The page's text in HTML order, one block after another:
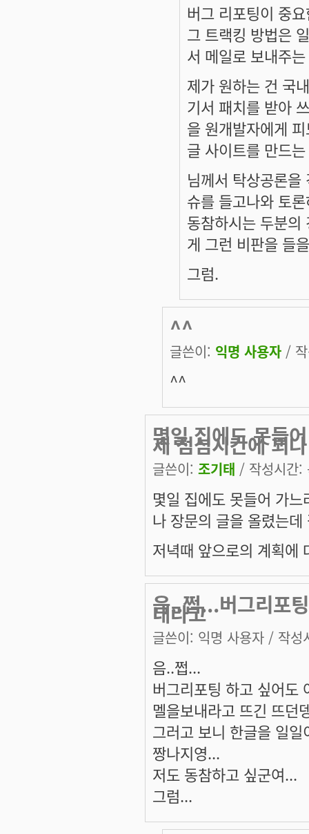
버그 리포팅이 중
그 트랙킹 방법은
서 메일로 보내주
제가 원하는 건 국
기서 패치를 받아
을 원개발자에게
글 사이트를 만드
님께서 탁상공론
슈를 들고나와 토
동참하시는 두분의
게 그런 비판을 들
그럼.
^^
글쓴이: 익명 사용자 /
^^
몇일 집에도 못들
제 점심시간에 꾀나
글쓴이: 조기태 / 작성시간
몇일 집에도 못들어 가
나 장문의 글을 올렸는
저녁때 앞으로의 계획에
음..쩝...버그리포
내라고
글쓴이: 익명 사용자 / 작성
음..쩝...
버그리포팅 하고 싶어도
멜을보내라고 뜨긴 뜨던
그러고 보니 한글을 일
짱나지영...
저도 동참하고 싶군여...
그럼...